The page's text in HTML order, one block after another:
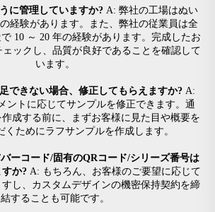
に管理していますか? A: 弊社の工場はぬい
経験があります。また、弊社の従業員は全
10 ～ 20 年の経験があります。完成したお
ェックし、品質が良好であることを確認して
います。
できない場合、修正してもらえますか? A:
ントに応じてサンプルを修正できます。通
成する前に、まずお客様に見た目や概要を
くためにラフサンプルを作成します。
ーコード/固有のQRコード/シリーズ番号は
か? A: もちろん、お客様のご要望に応じて
し、カスタムデザインの機密保持契約を締
結することも可能です。